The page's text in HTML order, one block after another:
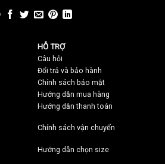
HỖ TRỢ
Câu hỏi
Đổi trả và bảo hành
Chính sách bảo mật
Hướng dẫn mua hàng
Hướng dẫn thanh toán
Chính sách vận chuyển
Hướng dẫn chọn size